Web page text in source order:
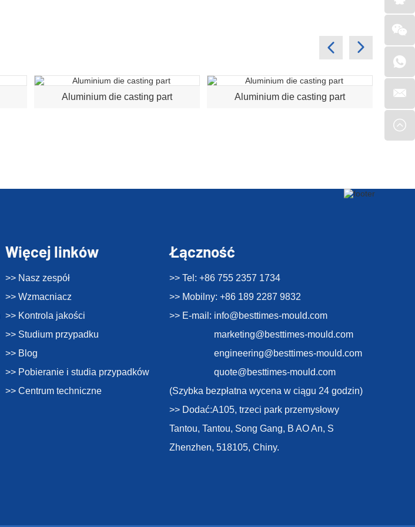
Aluminium die casting part Aluminium die casting part
Więcej linków
>> Nasz zespół
>> Wzmacniacz
>> Kontrola jakości
>> Studium przypadku
>> Blog
>> Pobieranie i studia przypadków
>> Centrum techniczne
Łączność
>> Tel: +86 755 2357 1734
>> Mobilny: +86 189 2287 9832
>> E-mail: info@besttimes-mould.com
marketing@besttimes-mould.com
engineering@besttimes-mould.com
quote@besttimes-mould.com
(Szybka bezpłatna wycena w ciągu 24 godzin)
>> Dodać:A105, trzeci park przemysłowy
Tantou, Tantou, Song Gang, B AO An, S
Zhenzhen, 518105, Chiny.